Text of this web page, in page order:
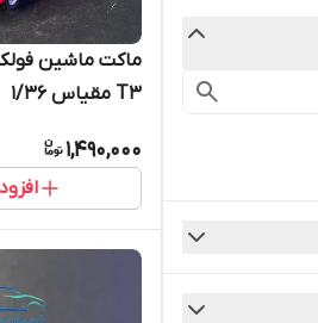
ماکت ماشین
T3 مقیاس ۱/۳۶
1,490,000